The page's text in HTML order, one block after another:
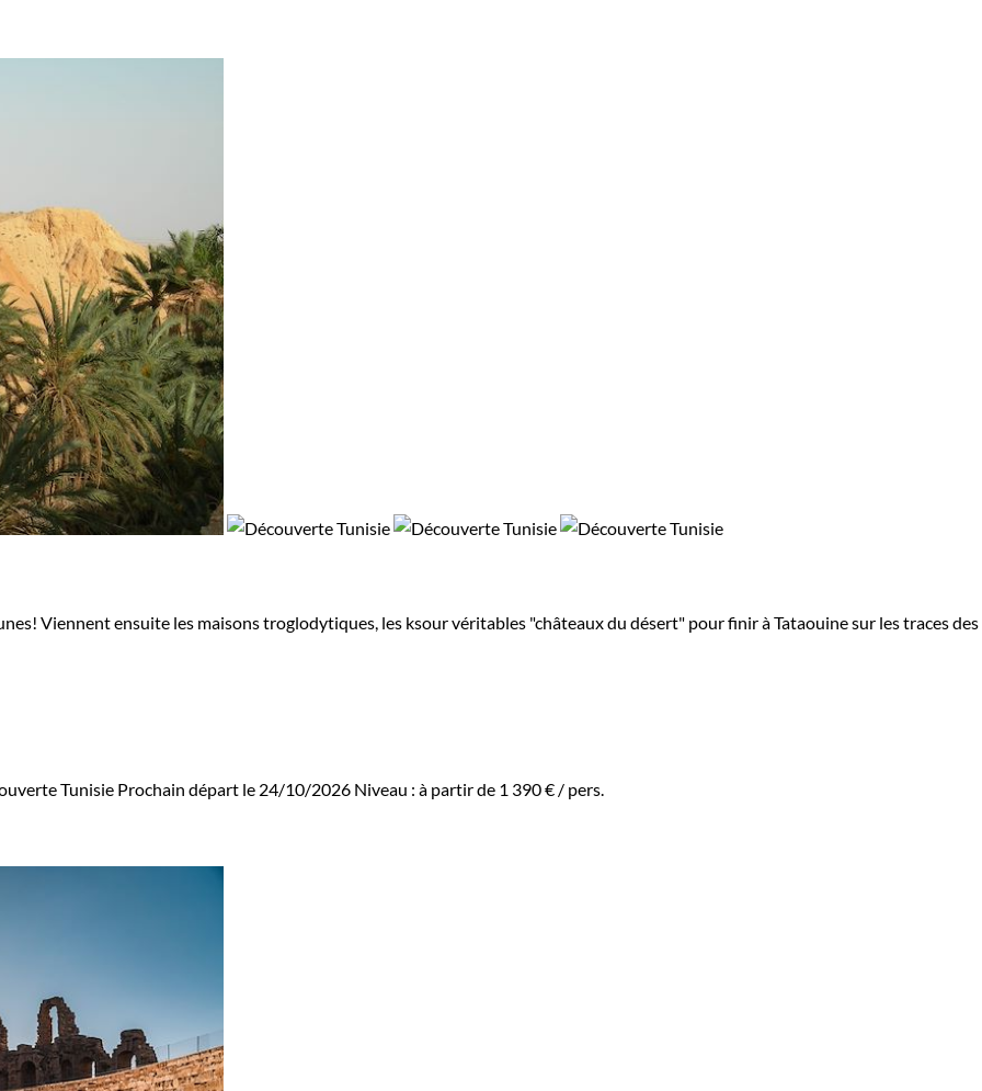
Viennent ensuite les maisons troglodytiques, les ksour véritables "châteaux du désert" pour finir à Tataouine sur les traces des
Tunisie Prochain départ le 24/10/2026 Niveau : à partir de 1 390 € / pers.